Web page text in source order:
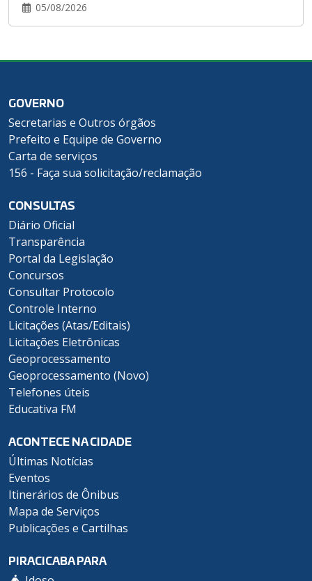
05/08/2026
GOVERNO
Secretarias e Outros órgãos
Prefeito e Equipe de Governo
Carta de serviços
156 - Faça sua solicitação/reclamação
CONSULTAS
Diário Oficial
Transparência
Portal da Legislação
Concursos
Consultar Protocolo
Controle Interno
Licitações (Atas/Editais)
Licitações Eletrônicas
Geoprocessamento
Geoprocessamento (Novo)
Telefones úteis
Educativa FM
ACONTECE NA CIDADE
Últimas Notícias
Eventos
Itinerários de Ônibus
Mapa de Serviços
Publicações e Cartilhas
PIRACICABA PARA